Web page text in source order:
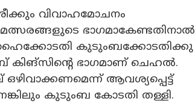
വിവാഹമോചനം
ഭാഗമാകേണ്ടതിനാൽ
കുടുംബക്കോടതിക്കു
കിങ്സിന്റെ ഭാഗമാണ് ചെഹൽ.
ആവശ്യപ്പെട്ട്
കുടുംബ കോടതി തള്ളി.